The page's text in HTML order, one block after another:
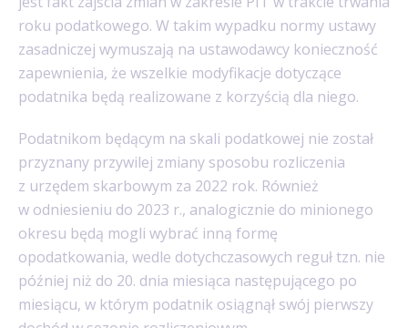
roku podatkowego. W takim wypadku normy ustawy
zasadniczej wymuszają na ustawodawcy konieczność
zapewnienia, że wszelkie modyfikacje dotyczące
podatnika będą realizowane z korzyścią dla niego.
Podatnikom będącym na skali podatkowej nie został
przyznany przywilej zmiany sposobu rozliczenia
z urzędem skarbowym za 2022 rok. Również
w odniesieniu do 2023 r., analogicznie do minionego
okresu będą mogli wybrać inną formę
opodatkowania, wedle dotychczasowych reguł tzn. nie
później niż do 20. dnia miesiąca następującego po
miesiącu, w którym podatnik osiągnął swój pierwszy